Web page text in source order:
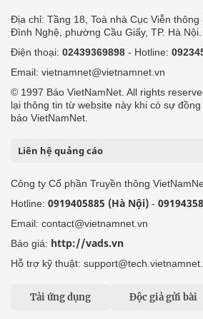
Địa chỉ: Tầng 18, Toà nhà Cục Viễn thông
Đình Nghệ, phường Cầu Giấy, TP. Hà Nội.
Điện thoại: 02439369898 - Hotline:
Email: vietnamnet@vietnamnet.vn
© 1997 Báo VietNamNet. All rights
lại thông tin từ website này khi có sự
báo VietNamNet.
Liên hệ quảng cáo
Công ty Cổ phần Truyền thông
Hotline: 0919405885 (Hà Nội) -
Email: contact@vietnamnet.vn
Báo giá: http://vads.vn
Hỗ trợ kỹ thuật:
Tải ứng dụng Độc giả gửi bài